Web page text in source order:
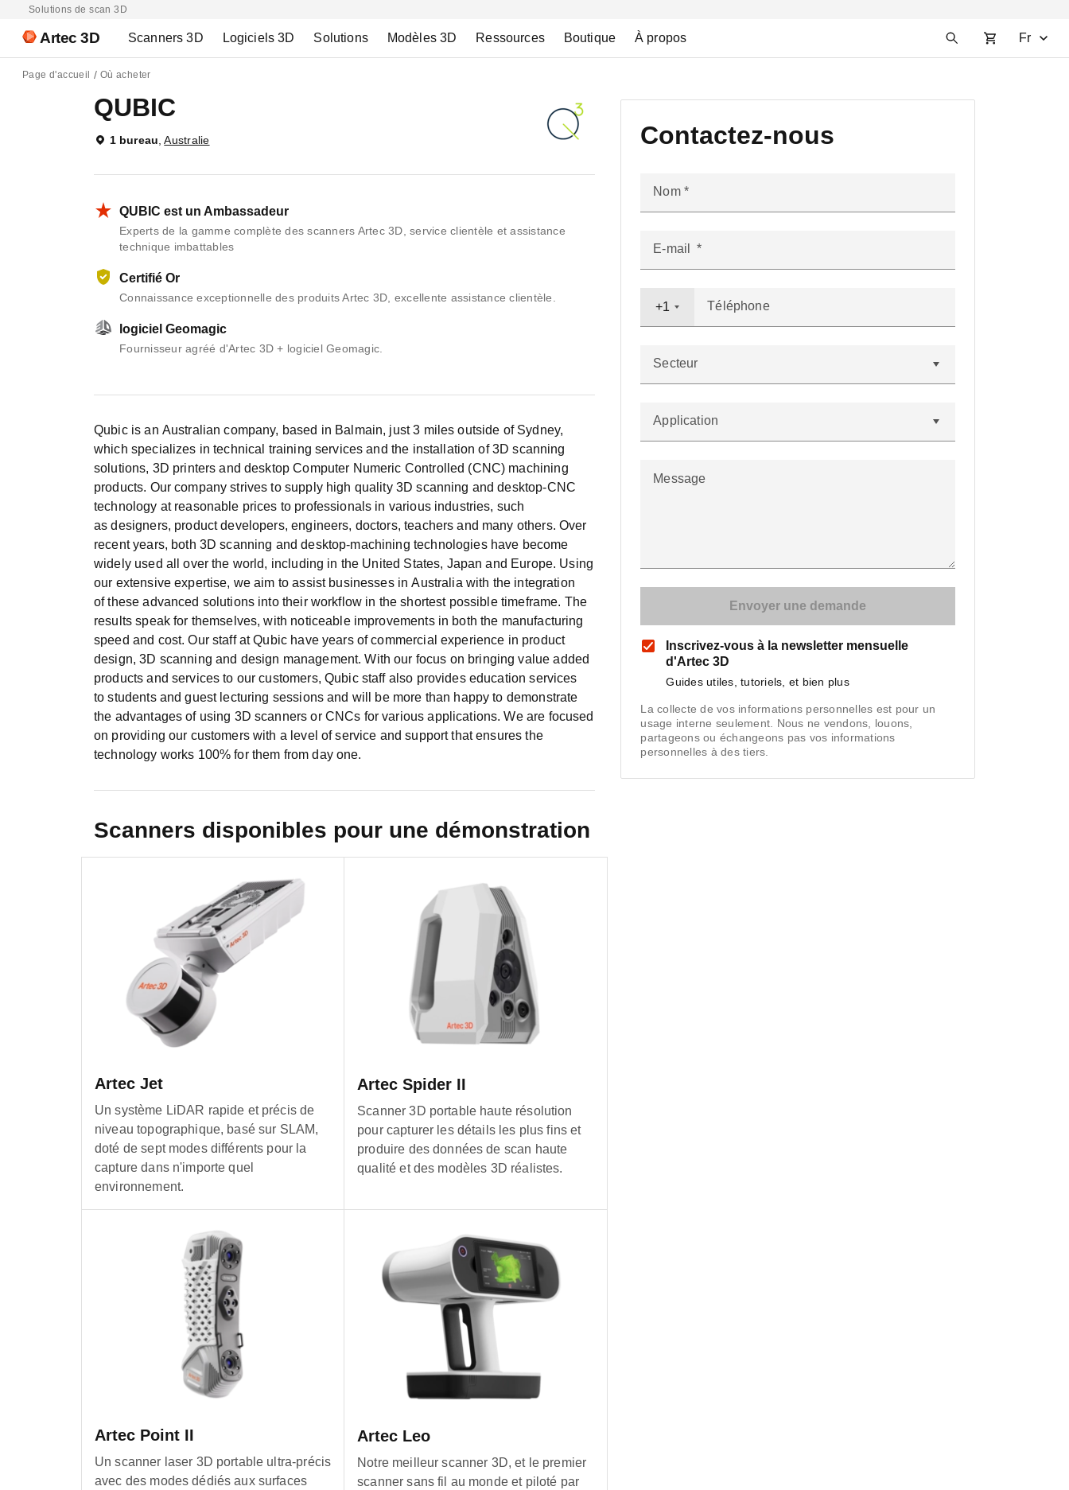
Solutions de scan 3D
Artec 3D Scanners 3D Logiciels 3D Solutions Modèles 3D Ressources Boutique À propos Fr
Page d'accueil Où acheter
QUBIC
1 bureau ,Australie
QUBIC est un Ambassadeur
Experts de la gamme complète des scanners Artec 3D, service clientèle et assistance
technique imbattables
Certifié Or
Connaissance exceptionnelle des produits Artec 3D, excellente assistance clientèle.
logiciel Geomagic
Fournisseur agréé d'Artec 3D + logiciel Geomagic.
Contactez-nous
Nom
E-mail
Téléphone
+1
Secteur
Application
Message
Inscrivez-vous à la newsletter mensuelle
d'Artec 3D
Guides utiles, tutoriels, et bien plus
La collecte de vos informations personnelles est pour un
usage interne seulement. Nous ne vendons, louons,
partageons ou échangeons pas vos informations
personnelles à des tiers.
Qubic is an Australian company, based in Balmain, just 3 miles outside of Sydney,
which specializes in technical training services and the installation of 3D scanning
solutions, 3D printers and desktop Computer Numeric Controlled (CNC) machining
products. Our company strives to supply high quality 3D scanning and desktop-CNC
technology at reasonable prices to professionals in various industries, such
as designers, product developers, engineers, doctors, teachers and many others. Over
recent years, both 3D scanning and desktop-machining technologies have become
widely used all over the world, including in the United States, Japan and Europe. Using
our extensive expertise, we aim to assist businesses in Australia with the integration
of these advanced solutions into their workflow in the shortest possible timeframe. The
results speak for themselves, with noticeable improvements in both the manufacturing
speed and cost. Our staff at Qubic have years of commercial experience in product
design, 3D scanning and design management. With our focus on bringing value added
products and services to our customers, Qubic staff also provides education services
to students and guest lecturing sessions and will be more than happy to demonstrate
the advantages of using 3D scanners or CNCs for various applications. We are focused
on providing our customers with a level of service and support that ensures the
technology works 100% for them from day one.
Scanners disponibles pour une démonstration
Artec Jet
Un système LiDAR rapide et précis de
niveau topographique, basé sur SLAM,
doté de sept modes différents pour la
capture dans n'importe quel
environnement.
Artec Spider II
Scanner 3D portable haute résolution
pour capturer les détails les plus fins et
produire des données de scan haute
qualité et des modèles 3D réalistes.
Artec Point II
Un scanner laser 3D portable ultra-précis
avec des modes dédiés aux surfaces
Artec Leo
Notre meilleur scanner 3D, et le premier
scanner sans fil au monde et piloté par